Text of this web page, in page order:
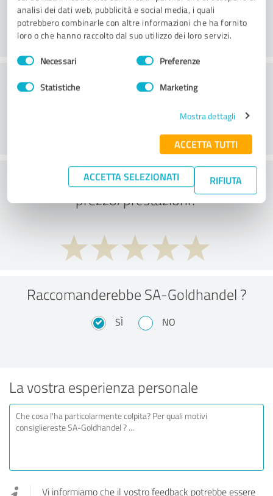
analisi dei dati web, pubblicità e social media, i quali
potrebbero combinarle con altre informazioni che ha fornito
loro o che hanno raccolto dal suo utilizzo dei loro servizi.
Selezione
del
Necessari Preferenze
Statistiche Marketing
Mostra dettagli
ACCETTA TUTTI
ACCETTA SELEZIONATI RIFIUTA
Servizio clienti
Cosa ne pensate del rapporto
prezzo/prestazioni?
Raccomanderebbe SA-Goldhandel ?
SÌ NO
La vostra esperienza personale
Vi informiamo che il vostro feedback potrebbe essere